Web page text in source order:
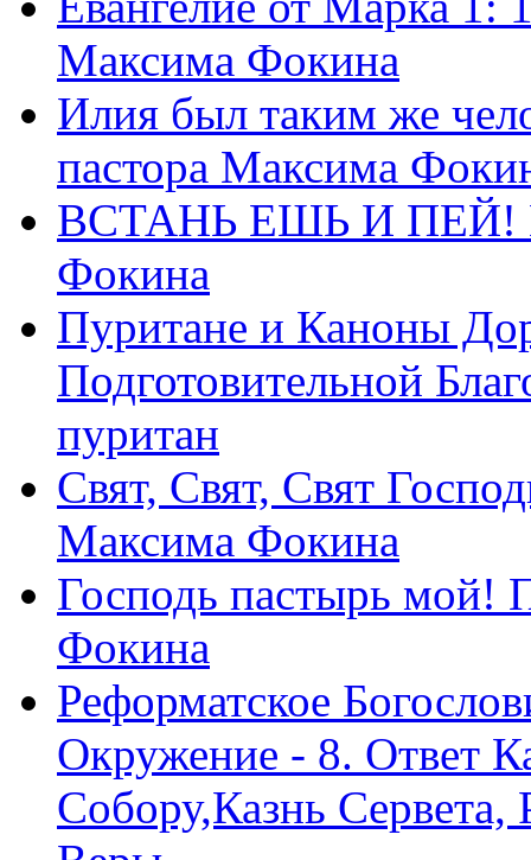
Максима Фокина
Илия был таким же
пастора Максима
ВСТАНЬ ЕШЬ И ПЕЙ!
Фокина
Пуритане и Каноны
Подготовительной
пуритан
Свят, Свят, Свят
Максима Фокина
Господь пастырь мой!
Фокина
Реформатское
Окружение - 8. Ответ
Собору,Казнь Сервета,